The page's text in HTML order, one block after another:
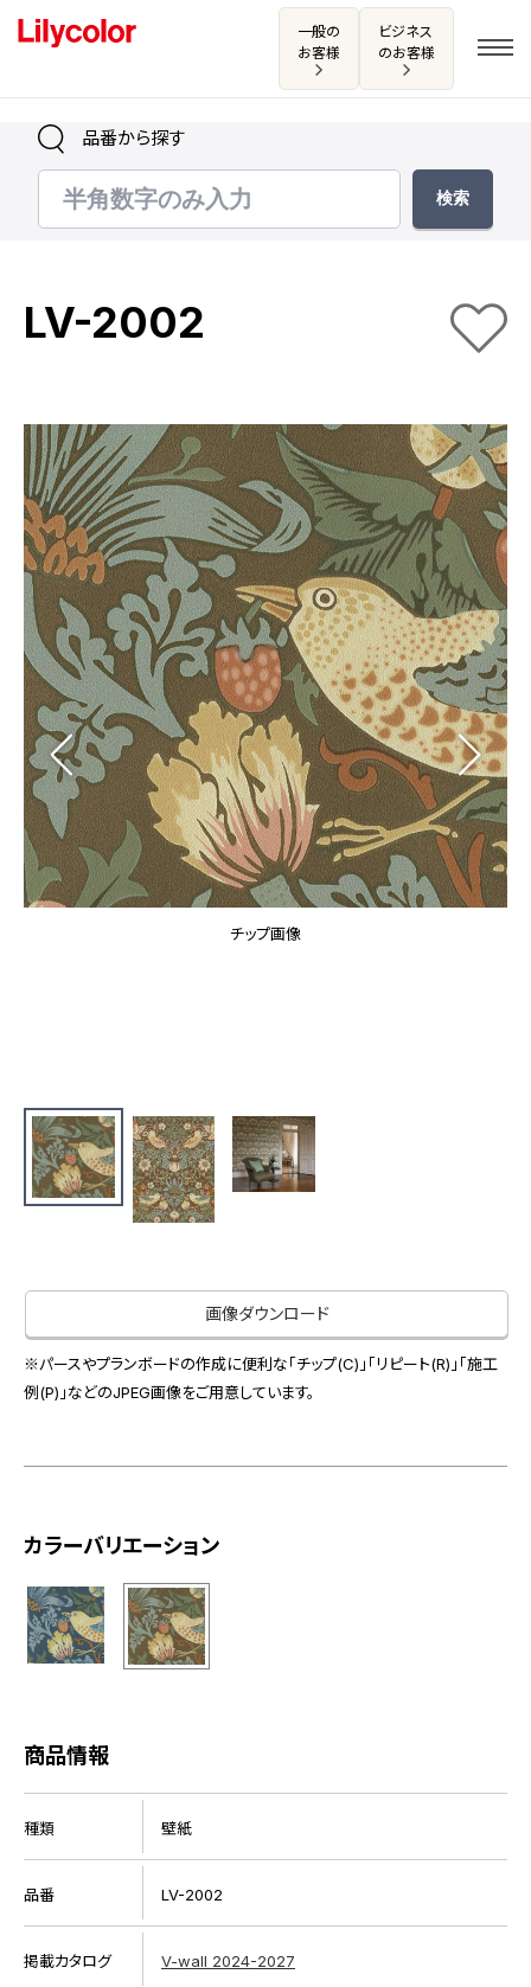
一般の
お客様
ビジネス
のお客様
ログイン・新規会員登録
お気に入り
商品を探す
商品を探す トップ
壁紙
カーテン
床材
ブランド・コレクション
Lilycolor Coordinate 着せ替えシミュレーション
カタログ一覧
カタログ一覧 トップ
壁紙
カーテン
床材
サステナブル商品
ノンワックス床タイル
壁紙機能性ガイド
施工事例
施工事例 トップ
医療・福祉施設
ホテル・オフィス・店舗
モデルハウス
新築戸建・マンション
#リリカラのある暮らし
リリカラノート
ショールーム
ショールーム トップ
東京ショールーム
大阪ショールーム
お客様サポート
お客様サポート トップ
サンプル・カタログ請求／お問い合わせ（ビジネスのお客様）
事業紹介
インテリア事業
スペースソリューション事業
オフィスソリューション事業
不動産投資開発事業
会社情報
EN
品番から探す
LV-2002
チップ画像
画像ダウンロード
※パースやプランボードの作成に便利な「チップ(C)」「リピート(R)」「施工
例(P)」などのJPEG画像をご用意しています。
カラーバリエーション
商品情報
種類 壁紙
品番 LV-2002
掲載カタログ V-wall 2024-2027